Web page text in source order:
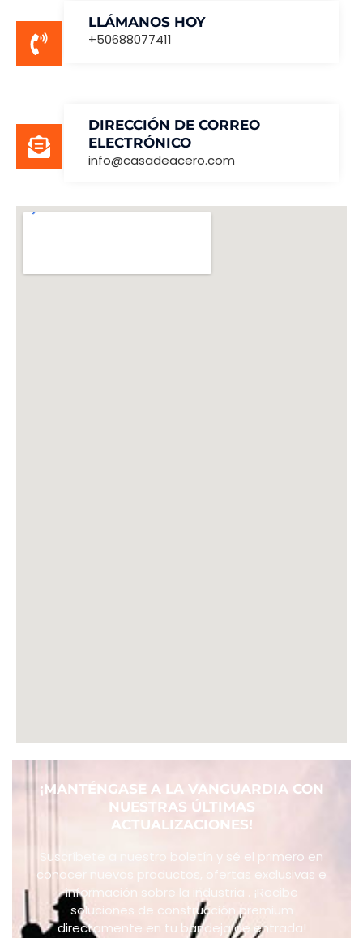
LLÁMANOS HOY
+50688077411
DIRECCIÓN DE CORREO
ELECTRÓNICO
info@casadeacero.com
¡MANTÉNGASE A LA VANGUARDIA CON
NUESTRAS ÚLTIMAS
ACTUALIZACIONES!
Suscríbete a nuestro boletín y sé el primero en
conocer nuevos productos, ofertas exclusivas e
información sobre la industria . ¡Recibe
soluciones de construcción premium
directamente en tu bandeja de entrada!